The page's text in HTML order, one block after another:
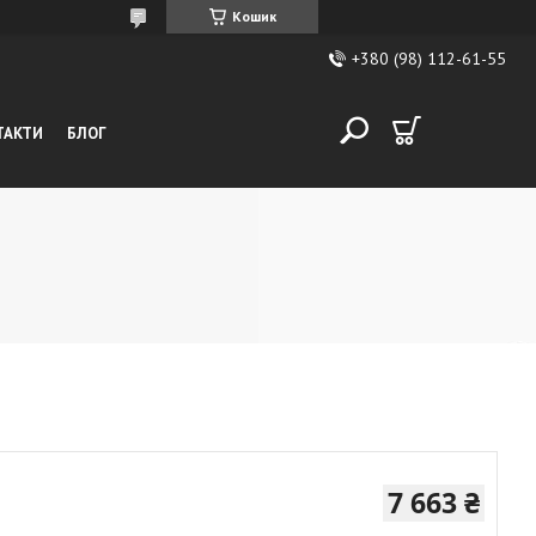
Кошик
+380 (98) 112-61-55
БЛОГ
7 663 ₴